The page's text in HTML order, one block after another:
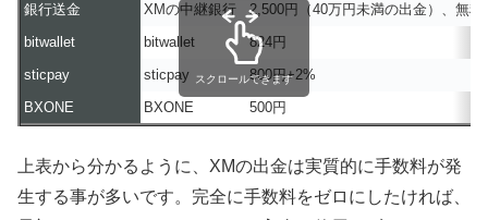
銀行送金
XMの中継銀行
2,500円（40万円未満の出金）、無
bitwallet
bitwallet
824円
sticpay
sticpay
800円+2%
BXONE
BXONE 500円
スクロールできます
上表から分かるように、XMの出金は実質的に手数料が発
生する事が多いです。完全に手数料をゼロにしたければ、